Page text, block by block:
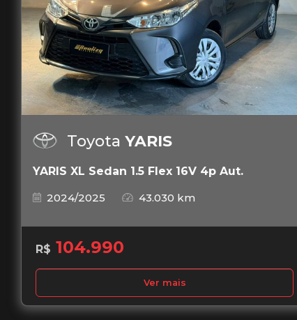
Toyota YARIS
YARIS XL Sedan 1.5 Flex 16V 4p Aut.
2024/2025
43.030 km
R$ 104.990
Ver mais